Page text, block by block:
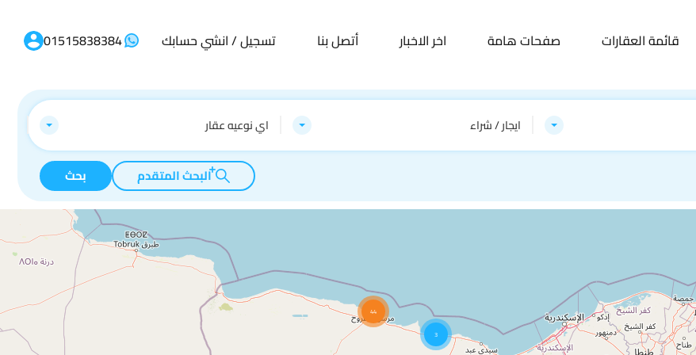
قائمة العقارات صفحات هامة اخر الاخبار أتصل بنا تسجيل / انشي حسابك 01515838384
ايجار / شراء اي نوعيه عقار
البحث المتقدم بحث
3
44